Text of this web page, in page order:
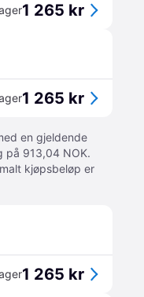
1 265 kr
1 265 kr
en gjeldende
på 913,04 NOK.
kjøpsbeløp er
1 265 kr